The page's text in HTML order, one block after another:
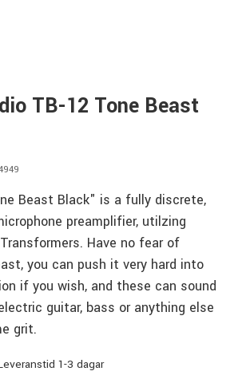
TB-12 Tone Beast
Beast Black" is a fully discrete,
preamplifier, utilzing
Have no fear of
you can push it very hard into
if you wish, and these can sound
guitar, bass or anything else
grit.
1-3 dagar